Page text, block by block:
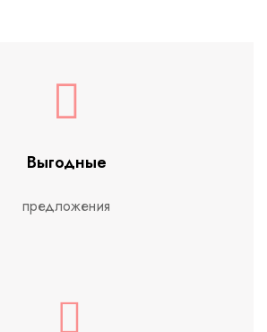
Выгодные
предложения